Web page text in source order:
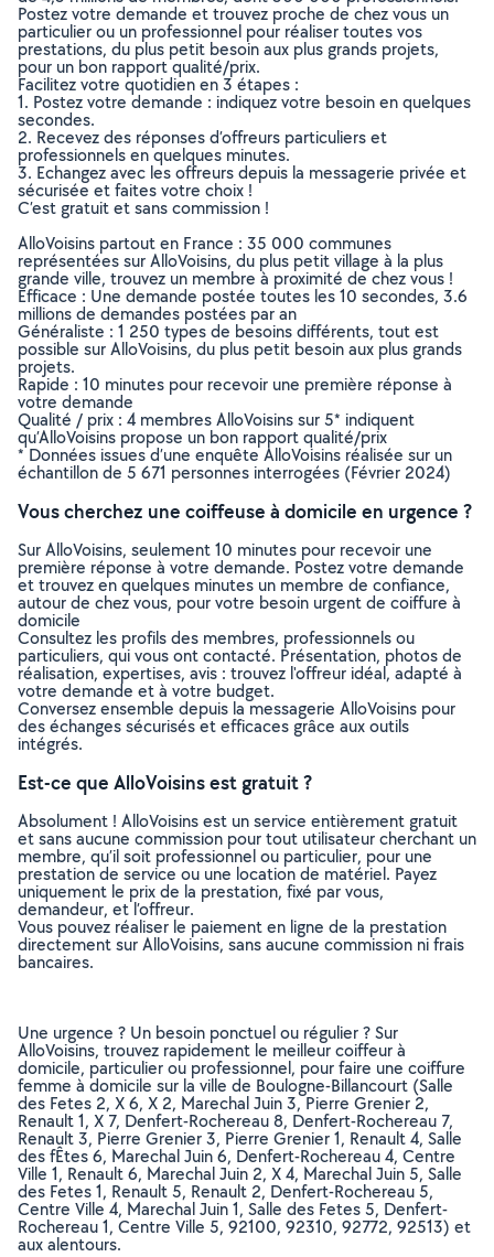
Postez votre demande et trouvez proche de chez vous un
particulier ou un professionnel pour réaliser toutes vos
prestations, du plus petit besoin aux plus grands projets,
pour un bon rapport qualité/prix.
Facilitez votre quotidien en 3 étapes :
1. Postez votre demande : indiquez votre besoin en quelques
secondes.
2. Recevez des réponses d’offreurs particuliers et
professionnels en quelques minutes.
3. Echangez avec les offreurs depuis la messagerie privée et
sécurisée et faites votre choix !
C’est gratuit et sans commission !
AlloVoisins partout en France : 35 000 communes
représentées sur AlloVoisins, du plus petit village à la plus
grande ville, trouvez un membre à proximité de chez vous !
Efficace : Une demande postée toutes les 10 secondes, 3.6
millions de demandes postées par an
Généraliste : 1 250 types de besoins différents, tout est
possible sur AlloVoisins, du plus petit besoin aux plus grands
projets.
Rapide : 10 minutes pour recevoir une première réponse à
votre demande
Qualité / prix : 4 membres AlloVoisins sur 5* indiquent
qu’AlloVoisins propose un bon rapport qualité/prix
* Données issues d’une enquête AlloVoisins réalisée sur un
échantillon de 5 671 personnes interrogées (Février 2024)
Vous cherchez une coiffeuse à domicile en urgence ?
Sur AlloVoisins, seulement 10 minutes pour recevoir une
première réponse à votre demande. Postez votre demande
et trouvez en quelques minutes un membre de confiance,
autour de chez vous, pour votre besoin urgent de coiffure à
domicile
Consultez les profils des membres, professionnels ou
particuliers, qui vous ont contacté. Présentation, photos de
réalisation, expertises, avis : trouvez l'offreur idéal, adapté à
votre demande et à votre budget.
Conversez ensemble depuis la messagerie AlloVoisins pour
des échanges sécurisés et efficaces grâce aux outils
intégrés.
Est-ce que AlloVoisins est gratuit ?
Absolument ! AlloVoisins est un service entièrement gratuit
et sans aucune commission pour tout utilisateur cherchant un
membre, qu’il soit professionnel ou particulier, pour une
prestation de service ou une location de matériel. Payez
uniquement le prix de la prestation, fixé par vous,
demandeur, et l’offreur.
Vous pouvez réaliser le paiement en ligne de la prestation
directement sur AlloVoisins, sans aucune commission ni frais
bancaires.
Une urgence ? Un besoin ponctuel ou régulier ? Sur
AlloVoisins, trouvez rapidement le meilleur coiffeur à
domicile, particulier ou professionnel, pour faire une coiffure
femme à domicile sur la ville de Boulogne-Billancourt (Salle
des Fetes 2, X 6, X 2, Marechal Juin 3, Pierre Grenier 2,
Renault 1, X 7, Denfert-Rochereau 8, Denfert-Rochereau 7,
Renault 3, Pierre Grenier 3, Pierre Grenier 1, Renault 4, Salle
des fÊtes 6, Marechal Juin 6, Denfert-Rochereau 4, Centre
Ville 1, Renault 6, Marechal Juin 2, X 4, Marechal Juin 5, Salle
des Fetes 1, Renault 5, Renault 2, Denfert-Rochereau 5,
Centre Ville 4, Marechal Juin 1, Salle des Fetes 5, Denfert-
Rochereau 1, Centre Ville 5, 92100, 92310, 92772, 92513) et
aux alentours.